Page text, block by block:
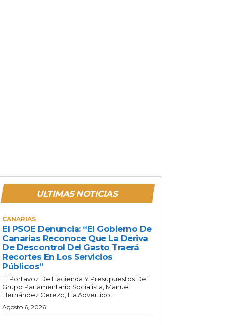
ULTIMAS NOTICIAS
CANARIAS
El PSOE Denuncia: “El Gobierno De
Canarias Reconoce Que La Deriva
De Descontrol Del Gasto Traerá
Recortes En Los Servicios
Públicos”
El Portavoz De Hacienda Y Presupuestos Del
Grupo Parlamentario Socialista, Manuel
Hernández Cerezo, Ha Advertido...
Agosto 6, 2026